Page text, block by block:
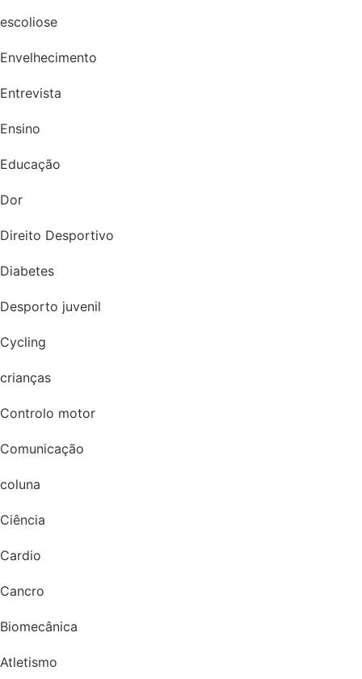
escoliose
Envelhecimento
Entrevista
Ensino
Educação
Dor
Direito Desportivo
Diabetes
Desporto juvenil
Cycling
crianças
Controlo motor
Comunicação
coluna
Ciência
Cardio
Cancro
Biomecânica
Atletismo